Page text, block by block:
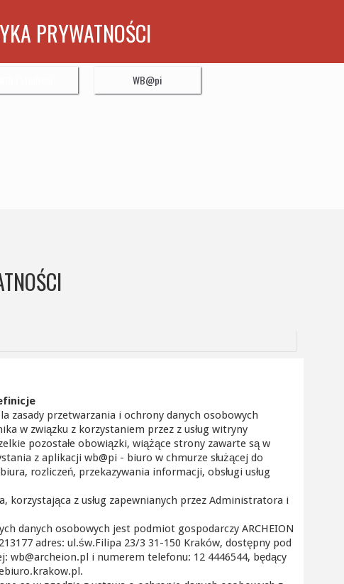
PRYWATNOŚCI
WB@pi
zasady przetwarzania i ochrony danych osobowych
w związku z korzystaniem przez z usług witryny
pozostałe obowiązki, wiążące strony zawarte są w
z aplikacji wb@pi - biuro w chmurze służącej do
rozliczeń, przekazywania informacji, obsługi usług
korzystająca z usług zapewnianych przez Administratora i
danych osobowych jest podmiot gospodarczy ARCHEION
adres: ul.św.Filipa 23/3 31-150 Kraków, dostępny pod
wb@archeion.pl i numerem telefonu: 12 4446544, będący